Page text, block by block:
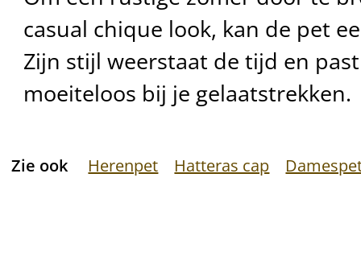
casual chique look, kan de pet
Zijn stijl weerstaat de tijd en
moeiteloos bij je gelaatstrekken.
Zie ook Herenpet Hatteras cap